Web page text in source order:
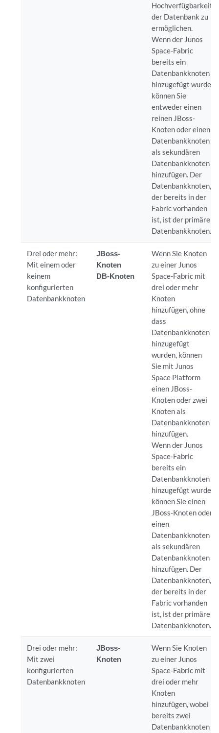
Hochverfügbarkeit
der Datenbank zu
ermöglichen.
Wenn der Junos
Space-Fabric
bereits ein
Datenbankknoten
hinzugefügt wurde,
können Sie
entweder einen
reinen JBoss-
Knoten oder einen
Datenbankknoten
als sekundären
Datenbankknoten
hinzufügen. Der
Datenbankknoten,
der bereits in der
Fabric vorhanden
ist, ist der primäre
Datenbankknoten.
Drei oder mehr:
Mit einem oder
keinem
konfigurierten
Datenbankknoten
JBoss-
Knoten
DB-Knoten
Wenn Sie Knoten
zu einer Junos
Space-Fabric mit
drei oder mehr
Knoten
hinzufügen, ohne
dass
Datenbankknoten
hinzugefügt
wurden, können
Sie mit Junos
Space Platform
einen JBoss-
Knoten oder zwei
Knoten als
Datenbankknoten
hinzufügen.
Wenn der Junos
Space-Fabric
bereits ein
Datenbankknoten
hinzugefügt wurde,
können Sie einen
JBoss-Knoten oder
einen
Datenbankknoten
als sekundären
Datenbankknoten
hinzufügen. Der
Datenbankknoten,
der bereits in der
Fabric vorhanden
ist, ist der primäre
Datenbankknoten.
Drei oder mehr:
Mit zwei
konfigurierten
Datenbankknoten
JBoss-
Knoten
Wenn Sie Knoten
zu einer Junos
Space-Fabric mit
drei oder mehr
Knoten
hinzufügen, wobei
bereits zwei
Datenbankknoten